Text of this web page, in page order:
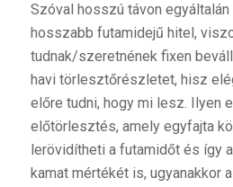
Szóval hosszú távon
hosszabb futamidejű hitel,
tudnak/szeretnének fixen
havi törlesztőrészletet, hisz
előre tudni, hogy mi lesz. Ilyen
előtörlesztés, amely egyfajta
lerövidítheti a futamidőt és így
kamat mértékét is, ugyanakkor